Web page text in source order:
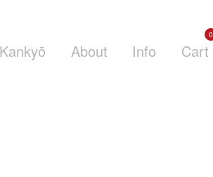
Kankyō About Info Cart
0